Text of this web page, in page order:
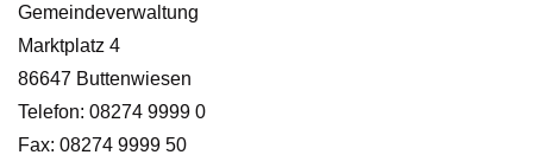
Gemeindeverwaltung
Marktplatz 4
86647 Buttenwiesen
Telefon: 08274 9999 0
Fax: 08274 9999 50